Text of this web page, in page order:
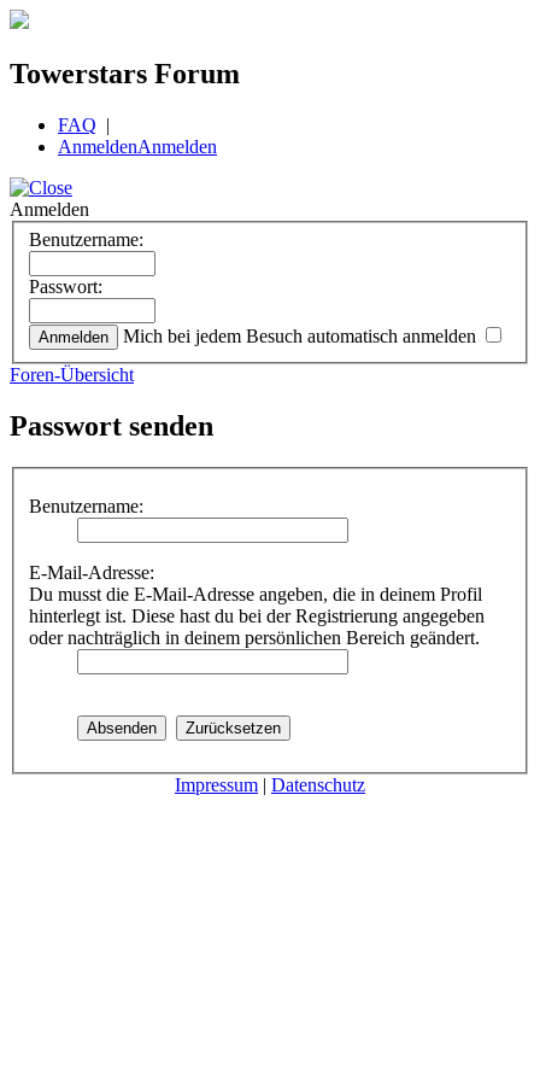
Towerstars Forum
FAQ |
AnmeldenAnmelden
Anmelden
Benutzername:
Passwort:
Mich bei jedem Besuch automatisch anmelden
Foren-Übersicht
Passwort senden
Benutzername:
E-Mail-Adresse:
Du musst die E-Mail-Adresse angeben, die in deinem Profil
hinterlegt ist. Diese hast du bei der Registrierung angegeben
oder nachträglich in deinem persönlichen Bereich geändert.
Impressum | Datenschutz